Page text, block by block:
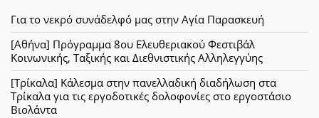
Για το νεκρό συνάδελφό μας στην Αγία Παρασκευή
[Αθήνα] Πρόγραμμα 8ου Ελευθεριακού Φεστιβάλ
Κοινωνικής, Ταξικής και Διεθνιστικής Αλληλεγγύης
[Τρίκαλα] Κάλεσμα στην πανελλαδική διαδήλωση στα
Τρίκαλα για τις εργοδοτικές δολοφονίες στο εργοστάσιο
Βιολάντα